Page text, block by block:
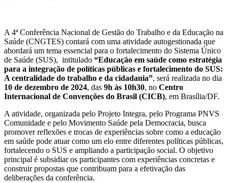
A 4ª Conferência Nacional de Gestão do Trabalho e da Educação na
Saúde (CNGTES) contará com uma atividade autogestionada que
abordará um tema essencial para o fortalecimento do Sistema Único
de Saúde (SUS), intitulado “Educação em saúde como estratégia
para a integração de políticas públicas e fortalecimento do SUS:
A centralidade do trabalho e da cidadania”, será realizada no dia
10 de dezembro de 2024, das 9h às 10h30, no Centro
Internacional de Convenções do Brasil (CICB), em Brasília/DF.
A atividade, organizada pelo Projeto Integra, pelo Programa PNVS
Comunidade e pelo Movimento Saúde pela Democracia, busca
promover reflexões e trocas de experiências sobre como a educação
em saúde pode atuar como um elo entre diferentes políticas públicas,
fortalecendo o SUS e ampliando a participação social. O objetivo
principal é subsidiar os participantes com experiências concretas e
construir propostas que contribuam para a efetivação das
deliberações da conferência.